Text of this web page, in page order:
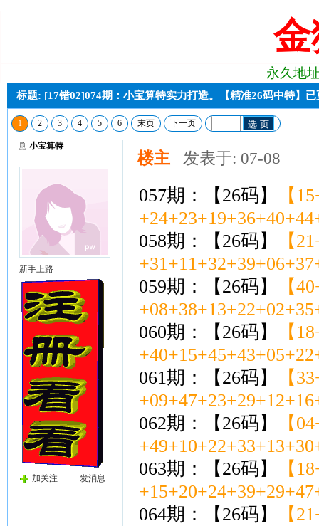
永久地
标题: [17错02]074期：小宝算特实力打造。【精准26码中特】
1 2 3 4 5 6 末页 下一页 选 页
小宝算特
新手上路
加关注 发消息
楼主 发表于: 07-08
057期：【26码】
【
058期：【26码】
【
059期：【26码】
【
060期：【26码】
【
061期：【26码】
【
062期：【26码】
【
063期：【26码】
【
064期：【26码】
【